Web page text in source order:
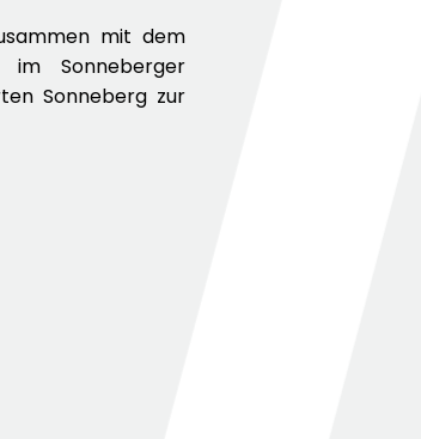
mit dem
im Sonneberger
Sonneberg zur